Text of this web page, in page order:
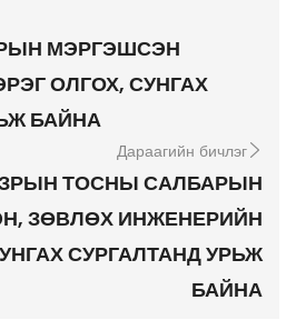
МЭРГЭШСЭН
ОЛГОХ, СУНГАХ
БАЙНА
Дараагийн бичлэг
ТОСНЫ САЛБАРЫН
ЗӨВЛӨХ ИНЖЕНЕРИЙН
СУРГАЛТАНД УРЬЖ
БАЙНА